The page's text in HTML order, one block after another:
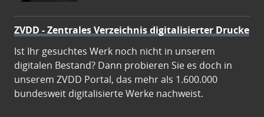
ZVDD - Zentrales Verzeichnis digitalisierter Drucke
Ist Ihr gesuchtes Werk noch nicht in unserem
digitalen Bestand? Dann probieren Sie es doch in
unserem ZVDD Portal, das mehr als 1.600.000
bundesweit digitalisierte Werke nachweist.